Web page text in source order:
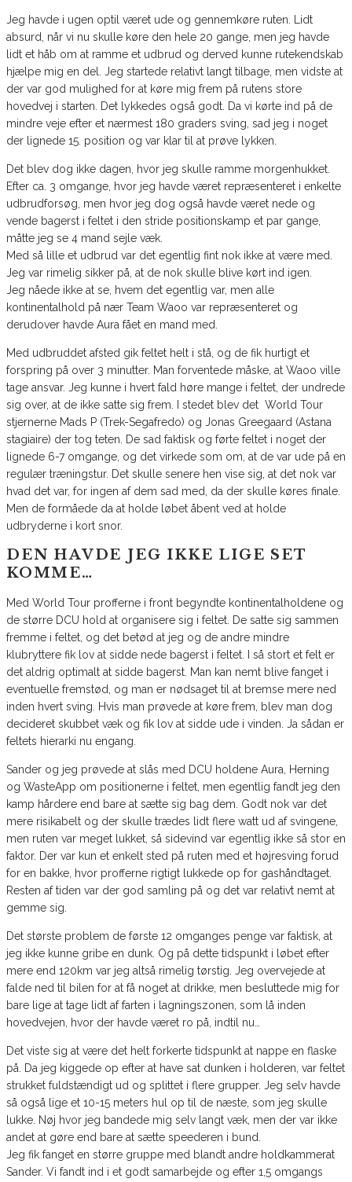
Jeg havde i ugen optil været ude og gennemkøre ruten. Lidt
absurd, når vi nu skulle køre den hele 20 gange, men jeg havde
lidt et håb om at ramme et udbrud og derved kunne rutekendskab
hjælpe mig en del. Jeg startede relativt langt tilbage, men vidste at
der var god mulighed for at køre mig frem på rutens store
hovedvej i starten. Det lykkedes også godt. Da vi kørte ind på de
mindre veje efter et nærmest 180 graders sving, sad jeg i noget
der lignede 15. position og var klar til at prøve lykken.
Det blev dog ikke dagen, hvor jeg skulle ramme morgenhukket.
Efter ca. 3 omgange, hvor jeg havde været repræsenteret i enkelte
udbrudforsøg, men hvor jeg dog også havde været nede og
vende bagerst i feltet i den stride positionskamp et par gange,
måtte jeg se 4 mand sejle væk.
Med så lille et udbrud var det egentlig fint nok ikke at være med.
Jeg var rimelig sikker på, at de nok skulle blive kørt ind igen.
Jeg nåede ikke at se, hvem det egentlig var, men alle
kontinentalhold på nær Team Waoo var repræsenteret og
derudover havde Aura fået en mand med.
Med udbruddet afsted gik feltet helt i stå, og de fik hurtigt et
forspring på over 3 minutter. Man forventede måske, at Waoo ville
tage ansvar. Jeg kunne i hvert fald høre mange i feltet, der undrede
sig over, at de ikke satte sig frem. I stedet blev det World Tour
stjernerne Mads P (Trek-Segafredo) og Jonas Greegaard (Astana
stagiaire) der tog teten. De sad faktisk og førte feltet i noget der
lignede 6-7 omgange, og det virkede som om, at de var ude på en
regulær træningstur. Det skulle senere hen vise sig, at det nok var
hvad det var, for ingen af dem sad med, da der skulle køres finale.
Men de formåede da at holde løbet åbent ved at holde
udbryderne i kort snor.
DEN HAVDE JEG IKKE LIGE SET
KOMME…
Med World Tour profferne i front begyndte kontinentalholdene og
de større DCU hold at organisere sig i feltet. De satte sig sammen
fremme i feltet, og det betød at jeg og de andre mindre
klubryttere fik lov at sidde nede bagerst i feltet. I så stort et felt er
det aldrig optimalt at sidde bagerst. Man kan nemt blive fanget i
eventuelle fremstød, og man er nødsaget til at bremse mere ned
inden hvert sving. Hvis man prøvede at køre frem, blev man dog
decideret skubbet væk og fik lov at sidde ude i vinden. Ja sådan er
feltets hierarki nu engang.
Sander og jeg prøvede at slås med DCU holdene Aura, Herning
og WasteApp om positionerne i feltet, men egentlig fandt jeg den
kamp hårdere end bare at sætte sig bag dem. Godt nok var det
mere risikabelt og der skulle trædes lidt flere watt ud af svingene,
men ruten var meget lukket, så sidevind var egentlig ikke så stor en
faktor. Der var kun et enkelt sted på ruten med et højresving forud
for en bakke, hvor profferne rigtigt lukkede op for gashåndtaget.
Resten af tiden var der god samling på og det var relativt nemt at
gemme sig.
Det største problem de første 12 omganges penge var faktisk, at
jeg ikke kunne gribe en dunk. Og på dette tidspunkt i løbet efter
mere end 120km var jeg altså rimelig tørstig. Jeg overvejede at
falde ned til bilen for at få noget at drikke, men besluttede mig for
bare lige at tage lidt af farten i lagningszonen, som lå inden
hovedvejen, hvor der havde været ro på, indtil nu…
Det viste sig at være det helt forkerte tidspunkt at nappe en flaske
på. Da jeg kiggede op efter at have sat dunken i holderen, var feltet
strukket fuldstændigt ud og splittet i flere grupper. Jeg selv havde
så også lige et 10-15 meters hul op til de næste, som jeg skulle
lukke. Nøj hvor jeg bandede mig selv langt væk, men der var ikke
andet at gøre end bare at sætte speederen i bund.
Jeg fik fanget en større gruppe med blandt andre holdkammerat
Sander. Vi fandt ind i et godt samarbejde og efter 1,5 omgangs